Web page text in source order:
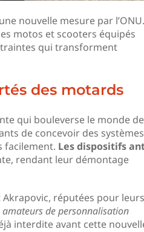
nouvelle mesure par l’ONU.
motos et scooters équipés
qui transforment
des motards
qui bouleverse le monde
de concevoir des systèmes
facilement. Les dispositifs
rendant leur démontage
Akrapovic, réputées pour leurs
amateurs de personnalisation
interdite avant cette